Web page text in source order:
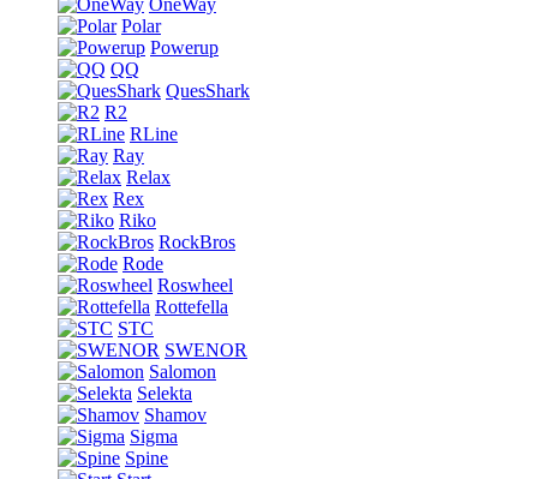
OneWay
Polar
Powerup
QQ
QuesShark
R2
RLine
Ray
Relax
Rex
Riko
RockBros
Rode
Roswheel
Rottefella
STC
SWENOR
Salomon
Selekta
Shamov
Sigma
Spine